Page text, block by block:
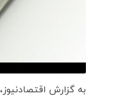
به گزارش اقتصادنیوز،